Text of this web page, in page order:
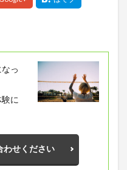
っ
に
わせください